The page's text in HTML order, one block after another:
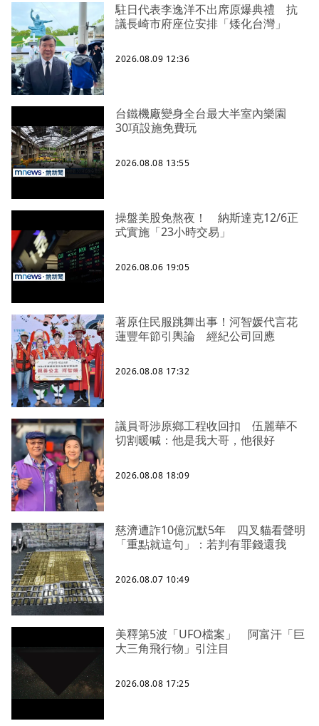
駐日代表李逸洋不出席原爆典禮 抗
議長崎市府座位安排「矮化台灣」
2026.08.09 12:36
台鐵機廠變身全台最大半室內樂園
30項設施免費玩
2026.08.08 13:55
操盤美股免熬夜！ 納斯達克12/6正
式實施「23小時交易」
2026.08.06 19:05
著原住民服跳舞出事！河智媛代言花
蓮豐年節引輿論 經紀公司回應
2026.08.08 17:32
議員哥涉原鄉工程收回扣 伍麗華不
切割暖喊：他是我大哥，他很好
2026.08.08 18:09
慈濟遭詐10億沉默5年 四叉貓看聲明
「重點就這句」：若判有罪錢還我
2026.08.07 10:49
美釋第5波「UFO檔案」 阿富汗「巨
大三角飛行物」引注目
2026.08.08 17:25